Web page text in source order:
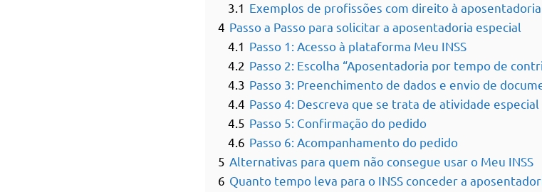
3.1 Exemplos de profissões com direito à
4 Passo a Passo para solicitar a aposentadoria especial
4.1 Passo 1: Acesso à plataforma Meu INSS
4.2 Passo 2: Escolha “Aposentadoria por tempo de
4.3 Passo 3: Preenchimento de dados e envio de
4.4 Passo 4: Descreva que se trata de atividade especial
4.5 Passo 5: Confirmação do pedido
4.6 Passo 6: Acompanhamento do pedido
5 Alternativas para quem não consegue usar o Meu INSS
6 Quanto tempo leva para o INSS conceder a